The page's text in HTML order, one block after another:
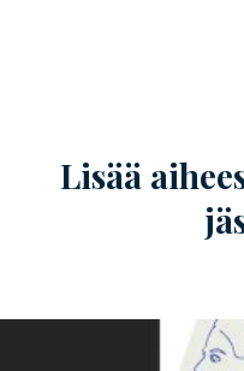
Lisää